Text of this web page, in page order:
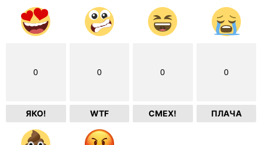
0
ЯКО!
0
WTF
0
СМЕХ!
0
ПЛАЧА